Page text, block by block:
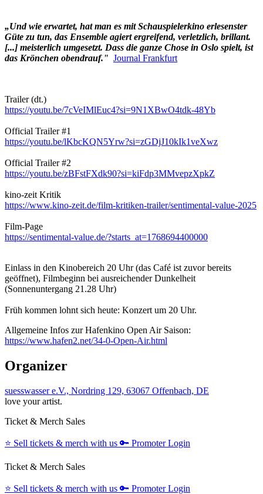
„Und wie erwartet, hat man es mit Schauspielerkino erlesenster
Güte zu tun, das Ensemble agiert ergreifend, verletzlich, brillant.
[...] meisterlich umgesetzt. Dass die ganze Chose in Oslo spielt, ist
das Krönchen obendrauf." Journal Frankfurt
Trailer (dt.)
https://youtu.be/7cVeIMlEuc4?si=9N1XBwO4tdk-48Yb
Official Trailer #1
https://youtu.be/lKbcKQN5Yrw?si=zGDjJ10kIk1veXwz
Official Trailer #2
https://youtu.be/zBFstFXdk90?si=kiFdp3MMvepzXpkZ
kino-zeit Kritik
https://www.kino-zeit.de/film-kritiken-trailer/sentimental-value-2025
Film-Page
https://sentimental-value.de/?starts_at=1768694400000
Einlass in den Kinobereich 20 Uhr (das Café ist zuvor bereits
geöffnet), Filmbeginn bei ausreichender Dunkelheit
(Sonnenuntergang 21.28 Uhr)
Früh kommen lohnt sich heute: Konzert um 20 Uhr.
Allgemeine Infos zur Hafenkino Open Air Saison:
https://www.hafen2.net/34-0-Open-Air.html
Organizer
suesswasser e.V., Nordring 129, 63067 Offenbach, DE
love your artist.
Ticket & Merch Sales
⭐️ Sell tickets & merch with us 🔑 Promoter Login
Ticket & Merch Sales
⭐️ Sell tickets & merch with us 🔑 Promoter Login